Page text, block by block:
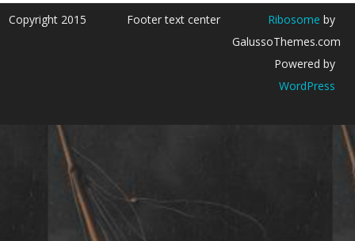
Copyright 2015 Footer text center Ribosome by
GalussoThemes.com
Powered by
WordPress